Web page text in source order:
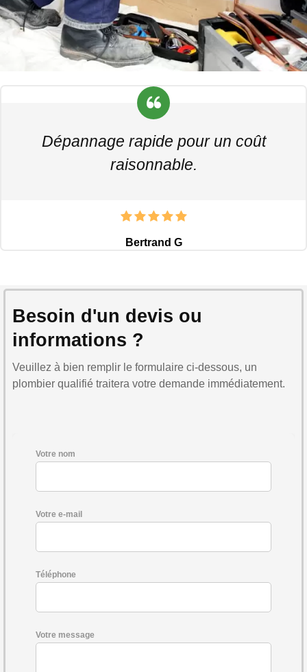
Dépannage rapide pour un coût
raisonnable.
Bertrand G
Besoin d'un devis ou
informations ?
Veuillez à bien remplir le formulaire ci-dessous, un
plombier qualifié traitera votre demande immédiatement.
Votre nom
Votre e-mail
Téléphone
Votre message